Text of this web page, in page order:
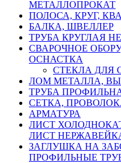
МЕТАЛЛОПРОКАТ
ПОЛОСА, КРУГ,
БАЛКА, ШВЕЛЛЕР
ТРУБА КРУГЛАЯ
СВАРОЧНОЕ
ОСНАСТКА
СТЕКЛА ДЛЯ
ЛОМ МЕТАЛЛА,
ТРУБА
СЕТКА,
АРМАТУРА
ЛИСТ
ЛИСТ
ЗАГЛУШКА НА
ПРОФИЛЬНЫЕ